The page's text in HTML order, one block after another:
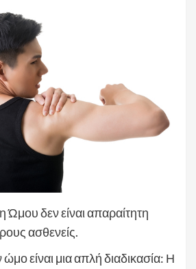
δεν είναι απαραίτητη
ασθενείς.
είναι μια απλή διαδικασία: Η